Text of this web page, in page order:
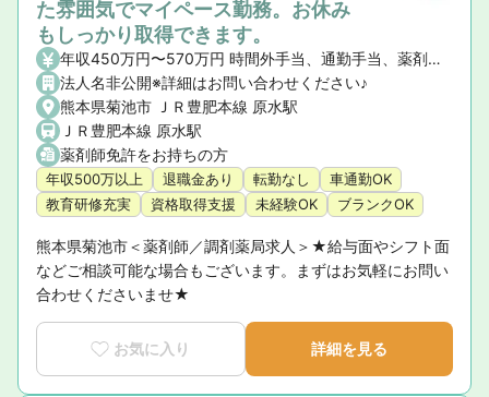
た雰囲気でマイペース勤務。お休み
もしっかり取得できます。
年収450万円〜570万円 時間外手当、通勤手当、薬剤師手当
法人名非公開※詳細はお問い合わせください♪
熊本県菊池市 ＪＲ豊肥本線 原水駅
ＪＲ豊肥本線 原水駅
薬剤師免許をお持ちの方
年収500万以上 退職金あり 転勤なし
車通勤OK
教育研修充実
資格取得支援 未経験OK ブランクOK
熊本県菊池市＜薬剤師／調剤薬局求人＞★給与面やシフト面
などご相談可能な場合もございます。まずはお気軽にお問い
合わせくださいませ★
お気に入り 詳細を見る